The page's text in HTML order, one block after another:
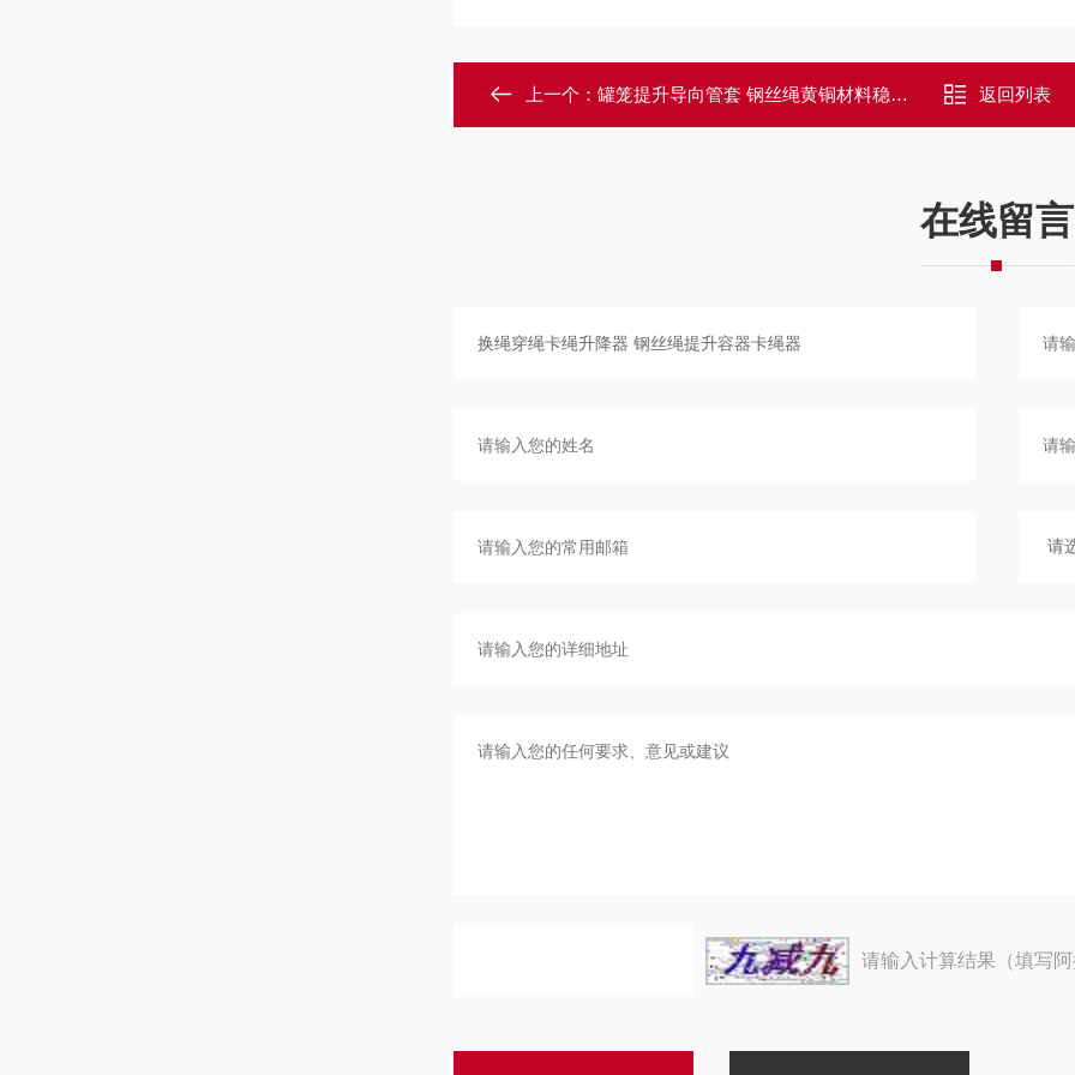
上一个： 罐笼提升导向管套 钢丝绳黄铜材料稳绳滑套 返回列表
在线留言
请输入计算结果（填写